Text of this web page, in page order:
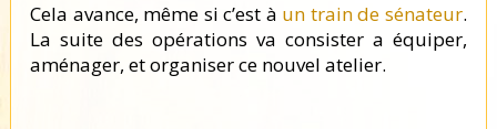
Cela avance, même si c’est à un train de sénateur.
La suite des opérations va consister a équiper,
aménager, et organiser ce nouvel atelier.